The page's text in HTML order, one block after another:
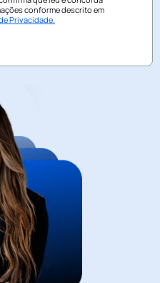
conforme descrito em
Privacidade.